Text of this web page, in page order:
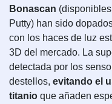
Bonascan
Putty) han sido
con los haces de luz
3D del mercado. La
detectada por los
destellos, evitando el
titanio que añaden